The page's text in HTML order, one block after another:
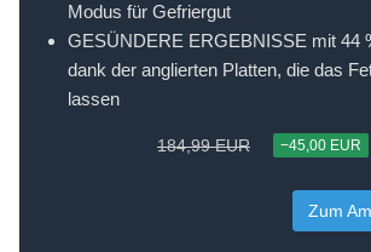
Modus für Gefriergut
GESÜNDERE ERGEBNISSE mit 44
dank der anglierten Platten, die das
lassen
184,99 EUR −45,00 EUR
Zum